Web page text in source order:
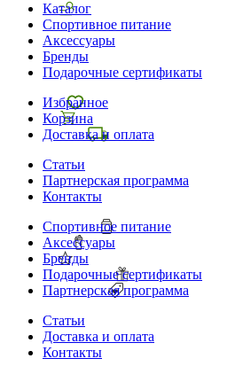
Каталог
Спортивное питание
Аксессуары
Бренды
Подарочные сертификаты
Избранное
Корзина
Доставка и оплата
Статьи
Партнерская программа
Контакты
Спортивное питание
Аксессуары
Бренды
Подарочные сертификаты
Партнерская программа
Статьи
Доставка и оплата
Контакты